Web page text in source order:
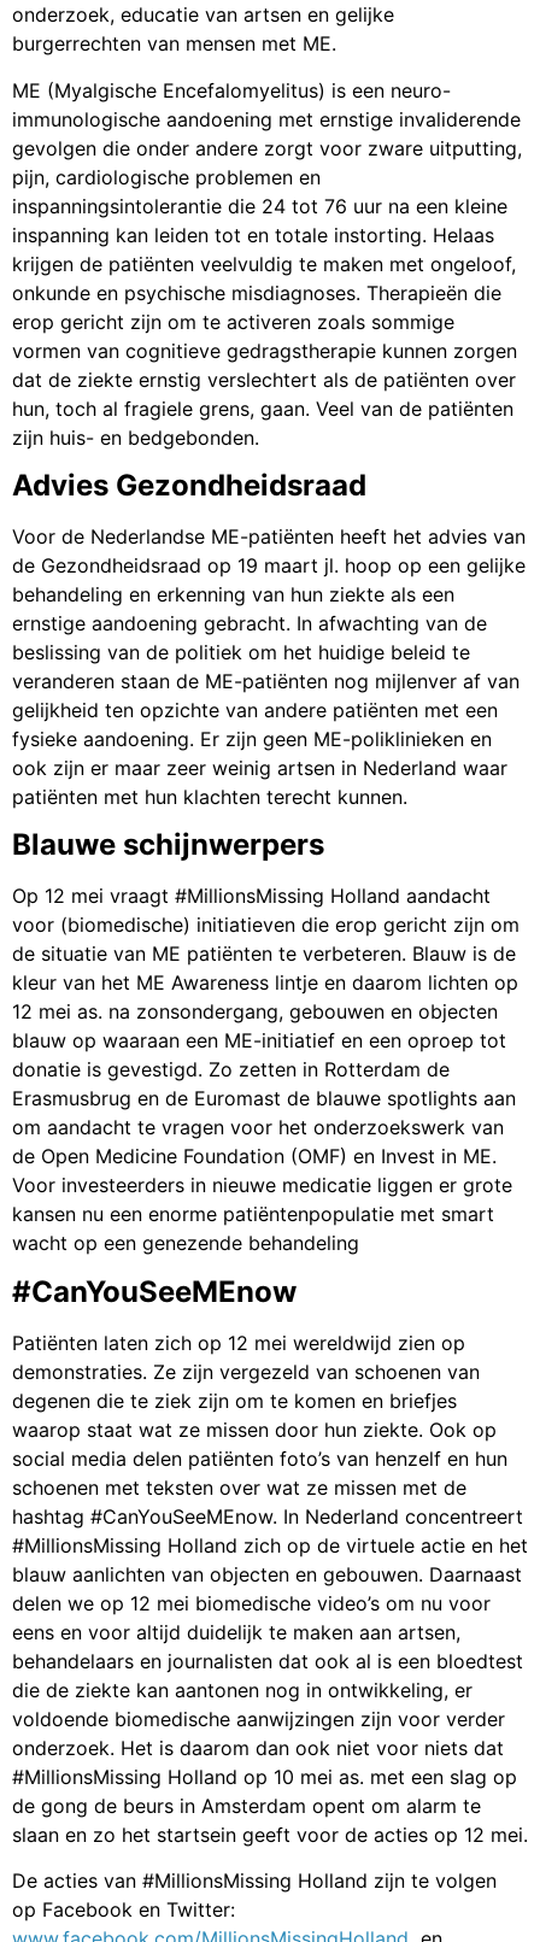
onderzoek, educatie van artsen en gelijke
burgerrechten van mensen met ME.
ME (Myalgische Encefalomyelitus) is een neuro-
immunologische aandoening met ernstige invaliderende
gevolgen die onder andere zorgt voor zware uitputting,
pijn, cardiologische problemen en
inspanningsintolerantie die 24 tot 76 uur na een kleine
inspanning kan leiden tot en totale instorting. Helaas
krijgen de patiënten veelvuldig te maken met ongeloof,
onkunde en psychische misdiagnoses. Therapieën die
erop gericht zijn om te activeren zoals sommige
vormen van cognitieve gedragstherapie kunnen zorgen
dat de ziekte ernstig verslechtert als de patiënten over
hun, toch al fragiele grens, gaan. Veel van de patiënten
zijn huis- en bedgebonden.
Advies Gezondheidsraad
Voor de Nederlandse ME-patiënten heeft het advies van
de Gezondheidsraad op 19 maart jl. hoop op een gelijke
behandeling en erkenning van hun ziekte als een
ernstige aandoening gebracht. In afwachting van de
beslissing van de politiek om het huidige beleid te
veranderen staan de ME-patiënten nog mijlenver af van
gelijkheid ten opzichte van andere patiënten met een
fysieke aandoening. Er zijn geen ME-poliklinieken en
ook zijn er maar zeer weinig artsen in Nederland waar
patiënten met hun klachten terecht kunnen.
Blauwe schijnwerpers
Op 12 mei vraagt #MillionsMissing Holland aandacht
voor (biomedische) initiatieven die erop gericht zijn om
de situatie van ME patiënten te verbeteren. Blauw is de
kleur van het ME Awareness lintje en daarom lichten op
12 mei as. na zonsondergang, gebouwen en objecten
blauw op waaraan een ME-initiatief en een oproep tot
donatie is gevestigd. Zo zetten in Rotterdam de
Erasmusbrug en de Euromast de blauwe spotlights aan
om aandacht te vragen voor het onderzoekswerk van
de Open Medicine Foundation (OMF) en Invest in ME.
Voor investeerders in nieuwe medicatie liggen er grote
kansen nu een enorme patiëntenpopulatie met smart
wacht op een genezende behandeling
#CanYouSeeMEnow
Patiënten laten zich op 12 mei wereldwijd zien op
demonstraties. Ze zijn vergezeld van schoenen van
degenen die te ziek zijn om te komen en briefjes
waarop staat wat ze missen door hun ziekte. Ook op
social media delen patiënten foto’s van henzelf en hun
schoenen met teksten over wat ze missen met de
hashtag #CanYouSeeMEnow. In Nederland concentreert
#MillionsMissing Holland zich op de virtuele actie en het
blauw aanlichten van objecten en gebouwen. Daarnaast
delen we op 12 mei biomedische video’s om nu voor
eens en voor altijd duidelijk te maken aan artsen,
behandelaars en journalisten dat ook al is een bloedtest
die de ziekte kan aantonen nog in ontwikkeling, er
voldoende biomedische aanwijzingen zijn voor verder
onderzoek. Het is daarom dan ook niet voor niets dat
#MillionsMissing Holland op 10 mei as. met een slag op
de gong de beurs in Amsterdam opent om alarm te
slaan en zo het startsein geeft voor de acties op 12 mei.
De acties van #MillionsMissing Holland zijn te volgen
op Facebook en Twitter: